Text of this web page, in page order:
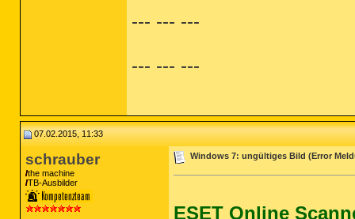
(LogMeIn Inc.) C:\Program Files
(AVG Technologies) C:\Program
(Wacom Technology, Corp.)
(Avira Operations GmbH & Co.
(Google Inc.) C:\Program Files
(Avira Operations GmbH & Co.
--- --- ---
--- --- ---
07.02.2015, 11:33
schrauber
the machine
TB-Ausbilder
Windows 7: ungültiges Bild (Error
ESET Online